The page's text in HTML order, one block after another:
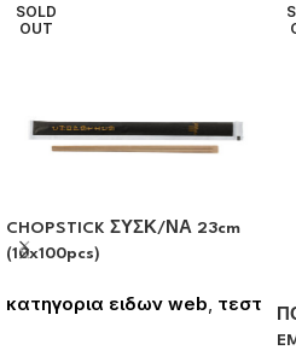
SOLD
OUT
CHOPSTICK ΣΥΣΚ/ΝΑ 23cm
(10x100pcs)
κατηγορια ειδων web, τεστ